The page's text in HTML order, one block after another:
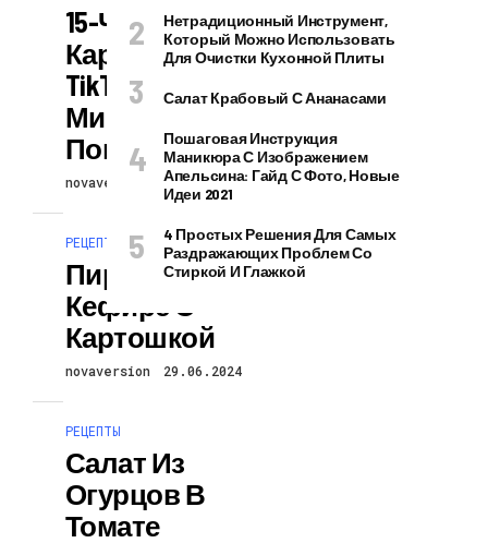
15-Часовая
Картошка Из
TikTok От
Мишленовского
Повара
novaversion 29.06.2024
РЕЦЕПТЫ
Пирожки На
Кефире С
Картошкой
novaversion 29.06.2024
РЕЦЕПТЫ
Салат Из
Огурцов В
Томате
Нетрадиционный Инструмент,
Который Можно Использовать
Для Очистки Кухонной Плиты
Салат Крабовый С Ананасами
Пошаговая Инструкция
Маникюра С Изображением
Апельсина: Гайд С Фото, Новые
Идеи 2021
4 Простых Решения Для Самых
Раздражающих Проблем Со
Стиркой И Глажкой